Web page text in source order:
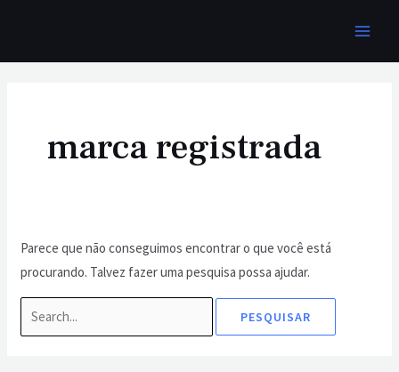
o
marca registrada
Parece que não conseguimos encontrar o que você está
procurando. Talvez fazer uma pesquisa possa ajudar.